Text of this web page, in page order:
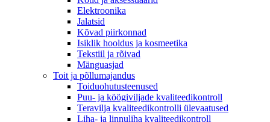
Elektroonika
Jalatsid
Kõvad piirkonnad
Isiklik hooldus ja kosmeetika
Tekstiil ja rõivad
Mänguasjad
Toit ja põllumajandus
Toiduohutusteenused
Puu- ja köögiviljade kvaliteedikontroll
Teravilja kvaliteedikontrolli ülevaatused
Liha- ja linnuliha kvaliteedikontroll